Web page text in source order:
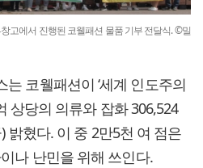
고에서 진행된 코웰패션 물품 기부 전달식. ©밀
코웰패션이 ‘세계 인도주의
상당의 의류와 잡화 306,524
밝혔다. 이 중 2만5천 여 점은
나 난민을 위해 쓰인다.